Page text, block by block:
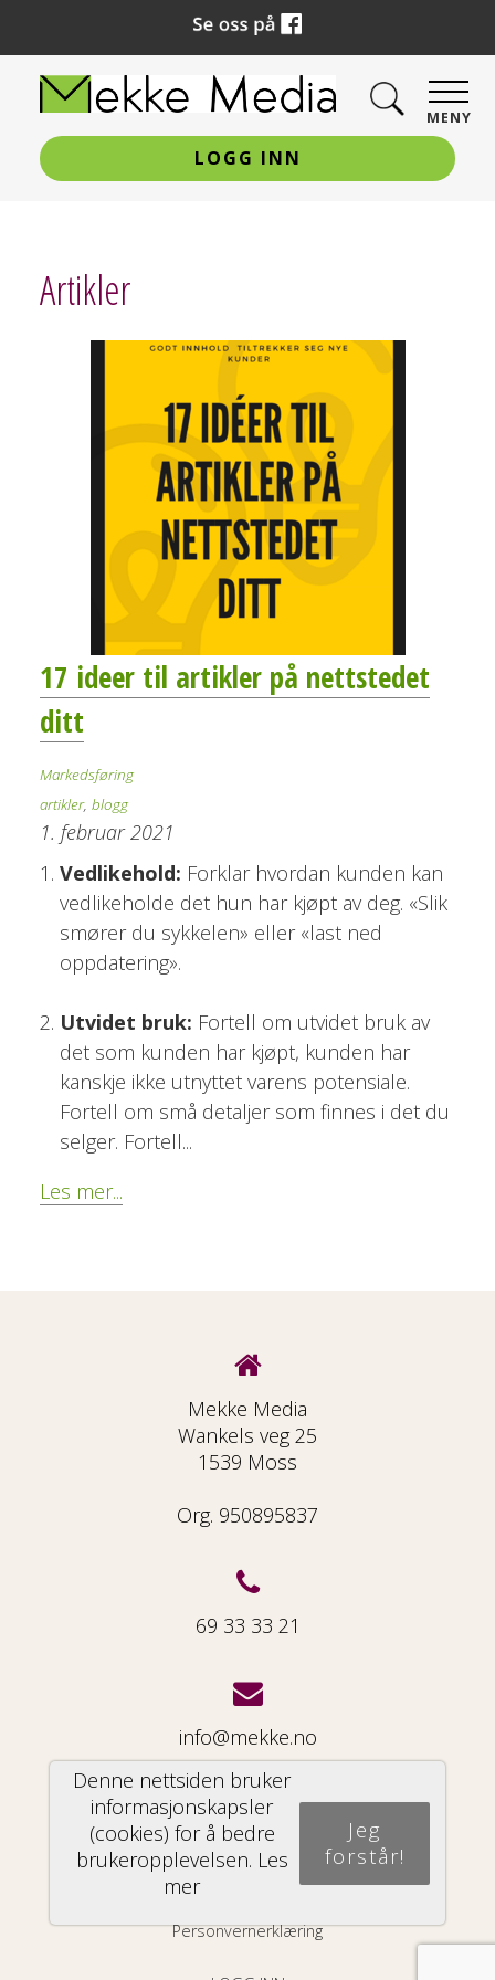
MENY
LOGG INN
Artikler
17 ideer til artikler på nettstedet
ditt
Markedsføring
artikler, blogg
1. februar 2021
Vedlikehold: Forklar hvordan kunden kan
vedlikeholde det hun har kjøpt av deg. «Slik
smører du sykkelen» eller «last ned
oppdatering».
Utvidet bruk: Fortell om utvidet bruk av
det som kunden har kjøpt, kunden har
kanskje ikke utnyttet varens potensiale.
Fortell om små detaljer som finnes i det du
selger. Fortell...
Les mer...
Mekke Media
Wankels veg 25
1539 Moss
Org. 950895837
69 33 33 21
info@mekke.no
Del nettside
Denne nettsiden bruker
informasjonskapsler
(cookies) for å bedre
brukeropplevelsen. Les
mer
Jeg
forstår!
Personvernerklæring